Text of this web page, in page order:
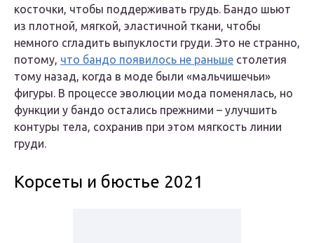
косточки, чтобы поддерживать грудь. Бандо шьют
из плотной, мягкой, эластичной ткани, чтобы
немного сгладить выпуклости груди. Это не странно,
потому, что бандо появилось не раньше столетия
тому назад, когда в моде были «мальчишечьи»
фигуры. В процессе эволюции мода поменялась, но
функции у бандо остались прежними – улучшить
контуры тела, сохранив при этом мягкость линии
груди.
Корсеты и бюстье 2021